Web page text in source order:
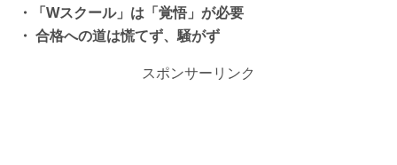
・「Wスクール」は「覚悟」が必要
・ 合格への道は慌てず、騒がず
スポンサーリンク